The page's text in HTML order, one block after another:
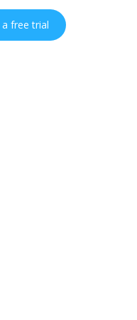
a free trial